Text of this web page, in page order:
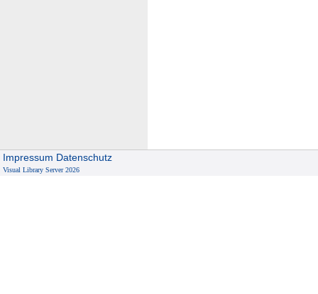
Impressum Datenschutz
Visual Library Server 2026